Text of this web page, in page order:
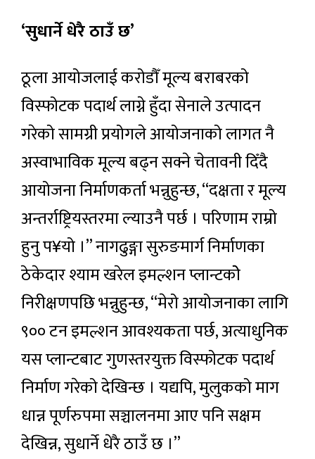
‘सुधार्ने धेरै ठाउँ छ’
ठूला आयोजलाई करोडौँ मूल्य बराबरको
विस्फोटक पदार्थ लाग्ने हुँदा सेनाले उत्पादन
गरेको सामग्री प्रयोगले आयोजनाको लागत नै
अस्वाभाविक मूल्य बढ्न सक्ने चेतावनी दिँदै
आयोजना निर्माणकर्ता भन्नुहुन्छ, “दक्षता र मूल्य
अन्तर्राष्ट्रियस्तरमा ल्याउनै पर्छ । परिणाम राम्रो
हुनु प¥यो ।” नागढुङ्गा सुरुङमार्ग निर्माणका
ठेकेदार श्याम खरेल इमल्शन प्लान्टकोे
निरीक्षणपछि भन्नुहुन्छ, “मेरो आयोजनाका लागि
९०० टन इमल्शन आवश्यकता पर्छ, अत्याधुनिक
यस प्लान्टबाट गुणस्तरयुक्त विस्फोटक पदार्थ
निर्माण गरेको देखिन्छ । यद्यपि, मुलुकको माग
धान्न पूर्णरुपमा सञ्चालनमा आए पनि सक्षम
देखिन्न, सुधार्ने धेरै ठाउँ छ ।”